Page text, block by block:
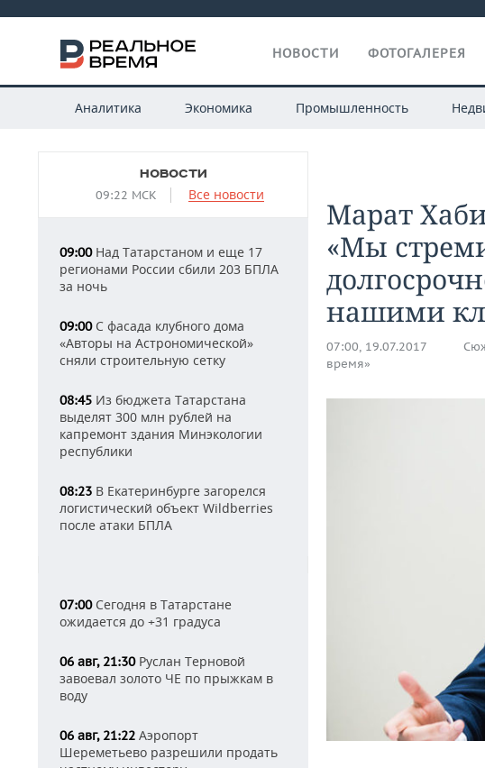
НОВОСТИ ФОТОГАЛЕРЕЯ
Аналитика Экономика Промышленность
НОВОСТИ
09:22 МСК Все новости
09:00Над Татарстаном и еще 17
регионами России сбили 203 БПЛА
за ночь
09:00С фасада клубного дома
«Авторы на Астрономической»
сняли строительную сетку
08:45 Из бюджета Татарстана
выделят 300 млн рублей на
капремонт здания Минэкологии
республики
08:23 В Екатеринбурге загорелся
логистический объект Wildberries
после атаки БПЛА
07:00Сегодня в Татарстане
ожидается до +31 градуса
06 авг, 21:30Руслан Терновой
завоевал золото ЧЕ по прыжкам в
воду
06 авг, 21:22 Аэропорт
Шереметьево разрешили продать
Марат
«Мы
нашими
07:00, 19.07.2017
время»